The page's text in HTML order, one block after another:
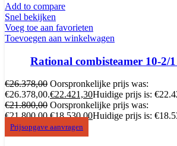
Add to compare
Snel bekijken
Voeg toe aan favorieten
Toevoegen aan winkelwagen
Rational combisteamer 10-2/
€26.378,00 Oorspronkelijke prijs was:
€26.378,00.€22.421,30Huidige prijs is:
€21.800,00 Oorspronkelijke prijs was:
€21.800,00.€18.530,00Huidige prijs is:
Prijsopgave aanvragen